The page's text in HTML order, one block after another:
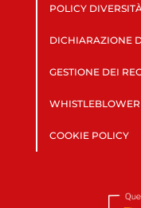
POLICY
DICHIARAZIONE
GESTIONE DEI
COOKIE POLICY